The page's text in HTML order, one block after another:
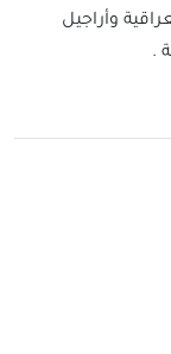
وأراجيل
.